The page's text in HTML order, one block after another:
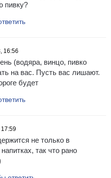
пивку?
16:56
(водяра, винцо, пивко
на вас. Пусть вас лишают.
будет
не только в
так что рано